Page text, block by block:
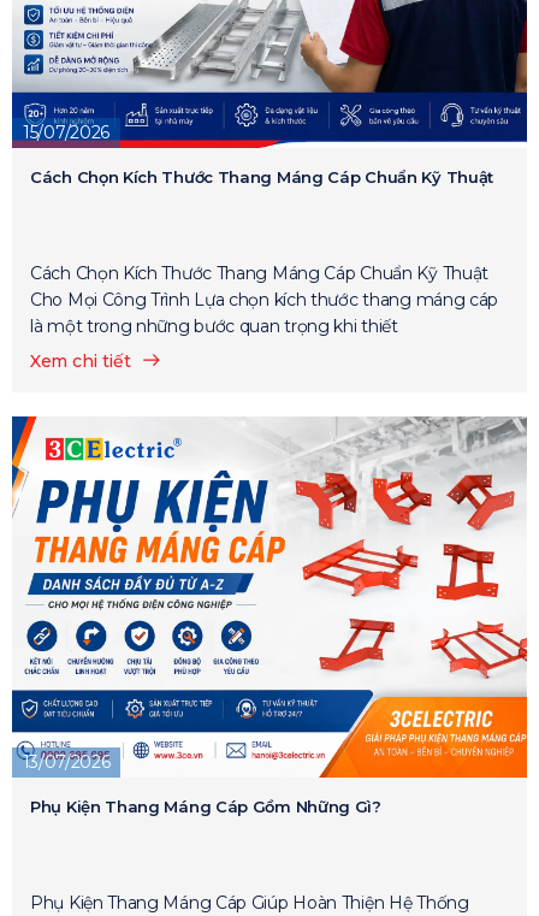
15/07/2026
Cách Chọn Kích Thước Thang Máng Cáp Chuẩn Kỹ Thuật
Cách Chọn Kích Thước Thang Máng Cáp Chuẩn Kỹ Thuật
Cho Mọi Công Trình Lựa chọn kích thước thang máng cáp
là một trong những bước quan trọng khi thiết
Xem chi tiết
13/07/2026
Phụ Kiện Thang Máng Cáp Gồm Những Gì?
Phụ Kiện Thang Máng Cáp Giúp Hoàn Thiện Hệ Thống